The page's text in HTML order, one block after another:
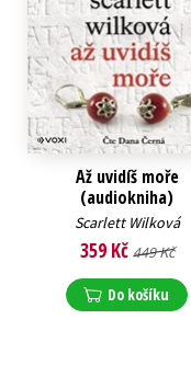
Až uvidíš moře
(audiokniha)
Scarlett Wilková
359 Kč 449 Kč
Do košíku